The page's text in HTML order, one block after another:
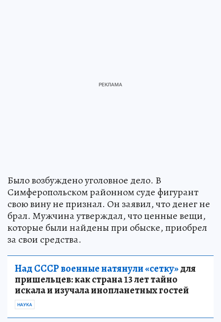
Было возбуждено уголовное дело. В
Симферопольском районном суде фигурант
свою вину не признал. Он заявил, что денег не
брал. Мужчина утверждал, что ценные вещи,
которые были найдены при обыске, приобрел
за свои средства.
Над СССР военные натянули «сетку»для
пришельцев: как страна 13 лет тайно
искала и изучала инопланетных гостей
НАУКА